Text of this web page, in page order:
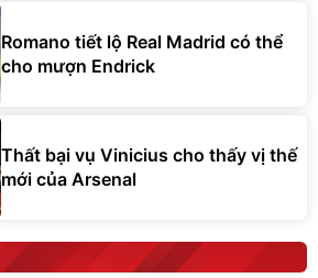
Romano tiết lộ Real Madrid có thể
cho mượn Endrick
Thất bại vụ Vinicius cho thấy vị thế
mới của Arsenal